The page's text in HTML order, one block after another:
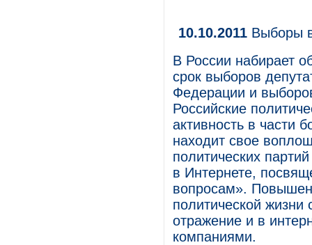
10.10.2011 Выборы
В России набирает
срок выборов
Федерации и
Российские
активность в части
находит свое
политических
в Интернете,
вопросам».
политической
отражение и в
компаниями.